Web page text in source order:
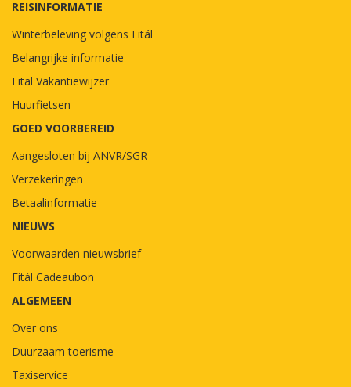
REISINFORMATIE
Winterbeleving volgens Fitál
Belangrijke informatie
Fital Vakantiewijzer
Huurfietsen
GOED VOORBEREID
Aangesloten bij ANVR/SGR
Verzekeringen
Betaalinformatie
NIEUWS
Voorwaarden nieuwsbrief
Fitál Cadeaubon
ALGEMEEN
Over ons
Duurzaam toerisme
Taxiservice